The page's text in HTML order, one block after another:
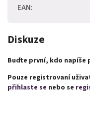
EAN:
Diskuze
Buďte první, kdo
Pouze registrovaní
přihlaste se nebo se